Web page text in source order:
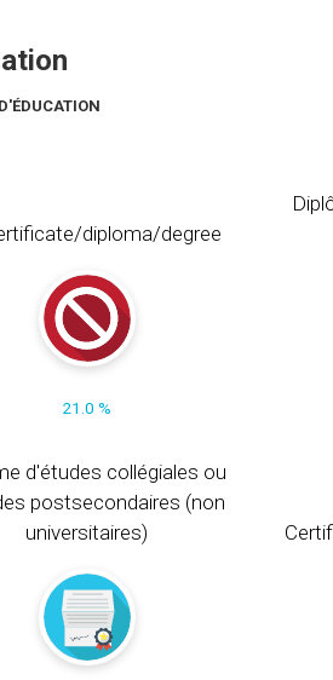
diploma/degree
21.0 %
d'études collégiales ou
postsecondaires (non
universitaires)